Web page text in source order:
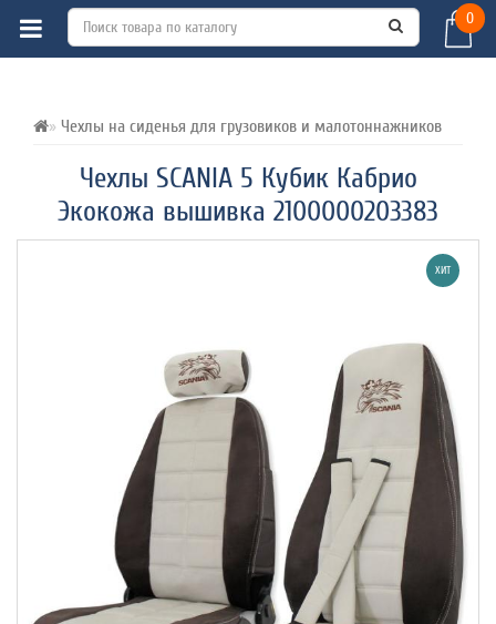
0
Чехлы на сиденья для грузовиков и малотоннажников
Чехлы SCANIA 5 Кубик Кабрио
Экокожа вышивка 2100000203383
ВСЕ О ТОВАРЕ ХАРАКТЕРИСТИКИ
ХИТ